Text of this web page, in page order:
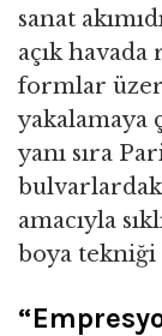
sanat
açık havada
formlar
yakalamaya
yanı sıra
amacıyla
boya tekniği